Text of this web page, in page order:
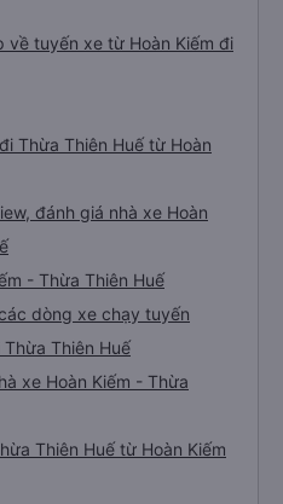
tuyến xe từ Hoàn Kiếm đi
Thừa Thiên Huế từ Hoàn
đánh giá nhà xe Hoàn
- Thừa Thiên Huế
dòng xe chạy tuyến
Thiên Huế
xe Hoàn Kiếm - Thừa
Thiên Huế từ Hoàn Kiếm